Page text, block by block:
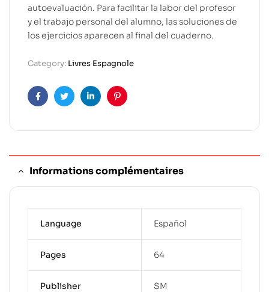
autoevaluación. Para facilitar la labor del profesor
y el trabajo personal del alumno, las soluciones de
los ejercicios aparecen al final del cuaderno.
Category: Livres Espagnole
FacebookTwitterLinkedinPinterest
Informations complémentaires
Language Español
Pages 64
Publisher SM